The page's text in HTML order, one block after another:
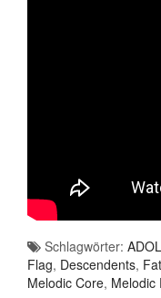
Schlagwörter:
Flag, Descendents,
Melodic Core, Melodic